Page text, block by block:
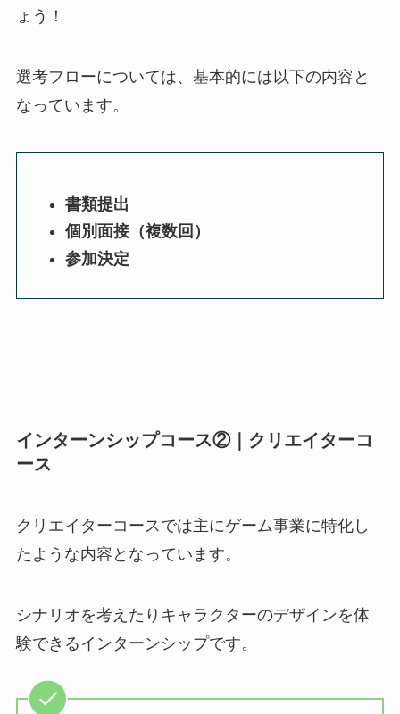
ょう！
選考フローについては、基本的には以下の内容と
なっています。
書類提出
個別面接（複数回）
参加決定
インターンシップコース②｜クリエイターコ
ース
クリエイターコースでは主にゲーム事業に特化し
たような内容 となっています。
シナリオを考えたりキャラクターのデザインを体
験できるインターンシップです。